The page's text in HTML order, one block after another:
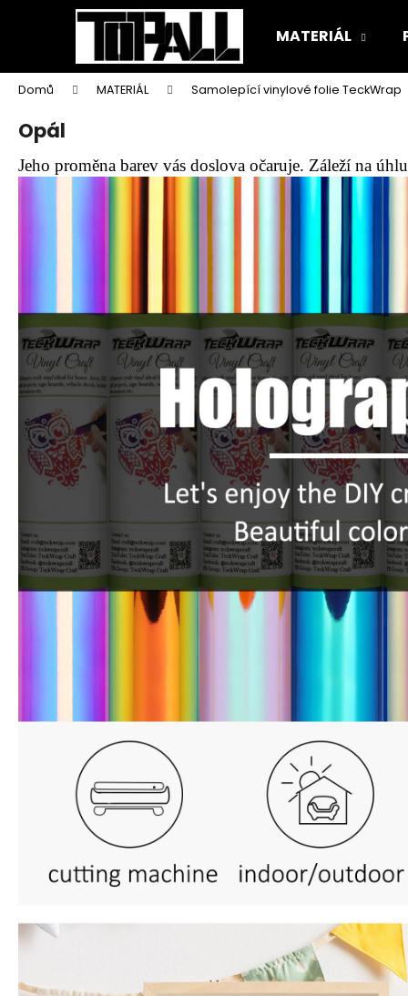
MATERIÁL
Domů MATERIÁL Samolepící vinylové folie TeckWrap
Opál
Jeho proměna barev vás doslova očaruje. Záleží na
í
do
obchodu
do
obchodu